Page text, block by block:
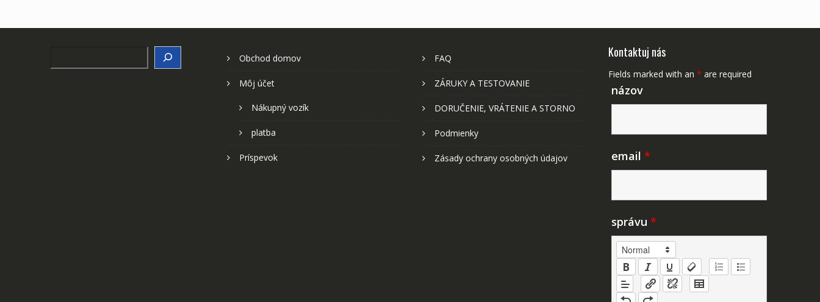
Obchod domov
Môj účet
Nákupný vozík
platba
Príspevok
FAQ
ZÁRUKY A TESTOVANIE
DORUČENIE, VRÁTENIE A STORNO
Podmienky
Zásady ochrany osobných údajov
Kontaktuj nás
Fields marked with an * are required
názov
email *
správu *